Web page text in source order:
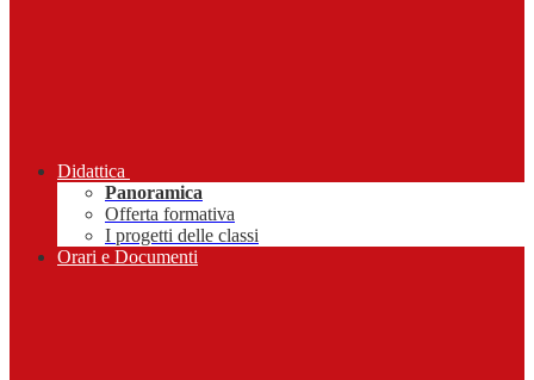
Didattica
Panoramica
Offerta formativa
I progetti delle classi
Orari e Documenti